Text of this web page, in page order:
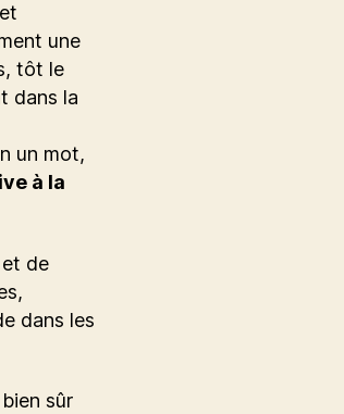
une
tôt le
dans la
un mot,
à la
et de
dans les
sûr